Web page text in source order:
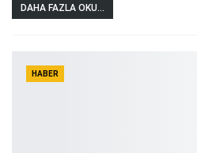
DAHA FAZLA OKU...
HABER